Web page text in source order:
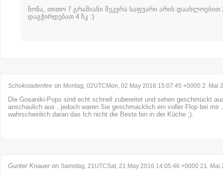
ნონა, თითო 7 გრამიანი შეკვრა საფუარი არის დაახლოებით
დაგჭირდებათ 4 ჩკ :)
Schokoladenfee on Montag, 02UTCMon, 02 May 2016 15:07:45 +0000 2. Mai
Die Gosaniki-Pops sind echt schnell zubereitet und sehen geschmückt
anschaulich aus , jedoch waren Sie geschmacklich ein voller Flop bei mir
wahrscheinlich daran das Ich nicht die Beste bin in der Küche ;).
Gunter Knaueron Samstag, 21UTCSat, 21 May 2016 14:05:46 +0000 21. Mai